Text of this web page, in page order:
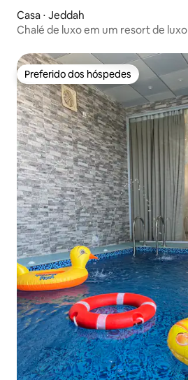
Casa ⋅ Jeddah
Chalé de luxo em um resort de luxo
Preferido dos hóspedes
Preferido dos hóspedes